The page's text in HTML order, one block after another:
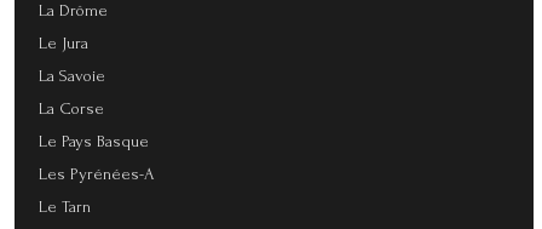
La Drôme
Le Jura
La Savoie
La Corse
Le Pays Basque
Les Pyrénées-A
Le Tarn